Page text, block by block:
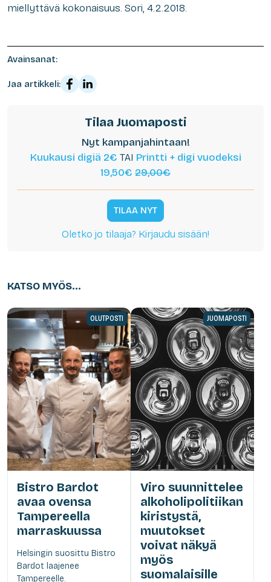
miellyttävä kokonaisuus. Sori, 4.2.2018.
Avainsanat:
Jaa artikkeli:
Tilaa Juomaposti
Nyt kampanjahintaan!
Kuukausi digiä 2€ TAI Printti + digi vuodeksi
19,50€ 29,00€
TILAA NYT
Oletko jo tilaaja? Kirjaudu sisään!
KATSO MYÖS...
OLUTPOSTI
Bistro Bardot
avaa ovensa
Tampereella
marraskuussa
Helsingin suosittu Bistro
Bardot laajenee
Tampereelle.
JUOMAPOSTI
Viro suunnittelee
alkoholipolitiikan
kiristystä,
muutokset
voivat näkyä
myös
suomalaisille